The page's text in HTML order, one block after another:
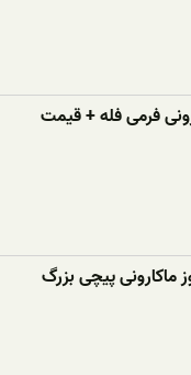
فرمی فله + قیمت
ماکارونی پیچی بزرگ